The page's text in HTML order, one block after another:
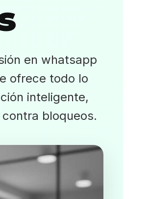
en whatsapp
ofrece todo lo
inteligente,
bloqueos.